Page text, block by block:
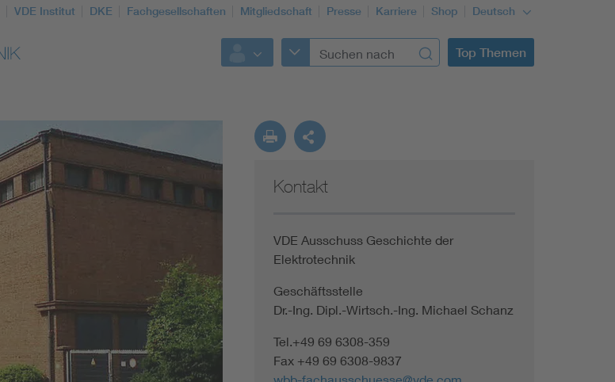
VDE Institut DKE Fachgesellschaften Mitgliedschaft Presse Karriere Shop Deutsch
Top Themen
Kontakt
VDE Ausschuss Geschichte der
Elektrotechnik
Geschäftsstelle
Dr.-Ing. Dipl.-Wirtsch.-Ing. Michael Schanz
Tel.+49 69 6308-359
Fax +49 69 6308-9837